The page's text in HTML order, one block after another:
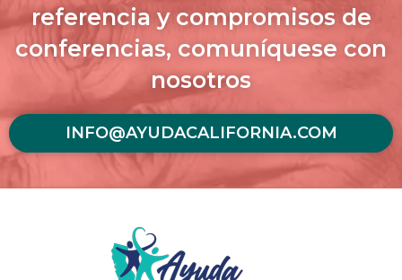
referencia y compromisos de
conferencias, comuníquese con
nosotros
INFO@AYUDACALIFORNIA.COM